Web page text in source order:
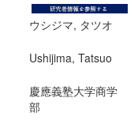
ウシジマ, タツオ
Ushijima, Tatsuo
慶應義塾大学商学
部